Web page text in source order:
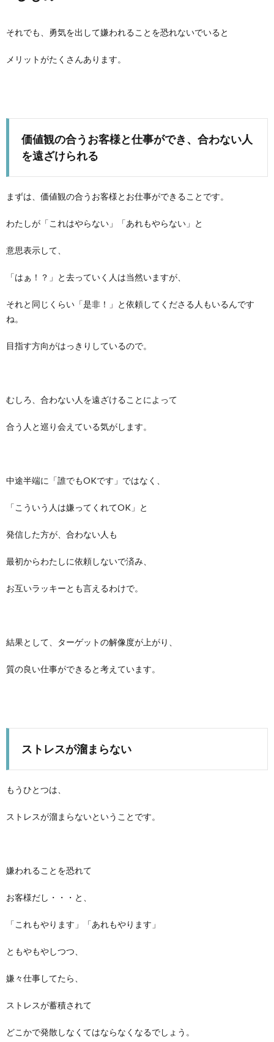
それでも、勇気を出して嫌われることを恐れないでいると
メリットがたくさんあります。
価値観の合うお客様と仕事ができ、合わない人
を遠ざけられる
まずは、価値観の合うお客様とお仕事ができることです。
わたしが「これはやらない」「あれもやらない」と
意思表示して、
「はぁ！？」と去っていく人は当然いますが、
それと同じくらい「是非！」と依頼してくださる人もいるんです
ね。
目指す方向がはっきりしているので。
むしろ、合わない人を遠ざけることによって
合う人と巡り会えている気がします。
中途半端に「誰でもOKです」ではなく、
「こういう人は嫌ってくれてOK」と
発信した方が、合わない人も
最初からわたしに依頼しないで済み、
お互いラッキーとも言えるわけで。
結果として、ターゲットの解像度が上がり、
質の良い仕事ができると考えています。
ストレスが溜まらない
もうひとつは、
ストレスが溜まらないということです。
嫌われることを恐れて
お客様だし・・・と、
「これもやります」「あれもやります」
ともやもやしつつ、
嫌々仕事してたら、
ストレスが蓄積されて
どこかで発散しなくてはならなくなるでしょう。